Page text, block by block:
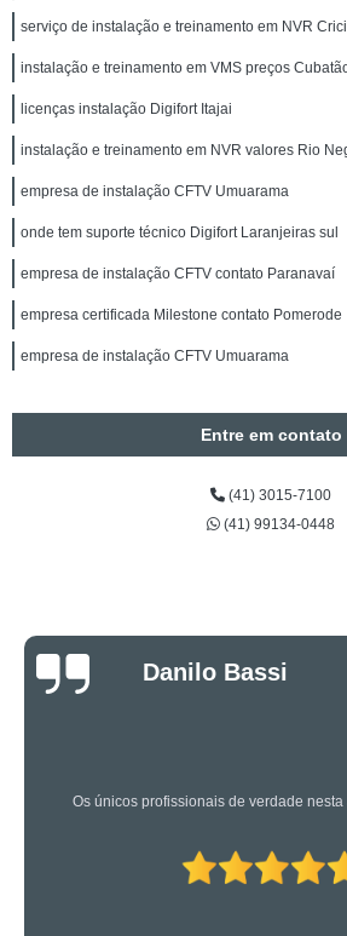
serviço de instalação e treinamento em NVR
instalação e treinamento em VMS preços
licenças instalação Digifort Itajai
instalação e treinamento em NVR valores Rio
empresa de instalação CFTV Umuarama
onde tem suporte técnico Digifort Laranjeiras sul
empresa de instalação CFTV contato Paranavaí
empresa certificada Milestone contato Pomerode
empresa de instalação CFTV Umuarama
Entre em contato
(41) 3015-7100
(41) 99134-0448
Luciano
Oliveira
Os caras são bons mesmo!